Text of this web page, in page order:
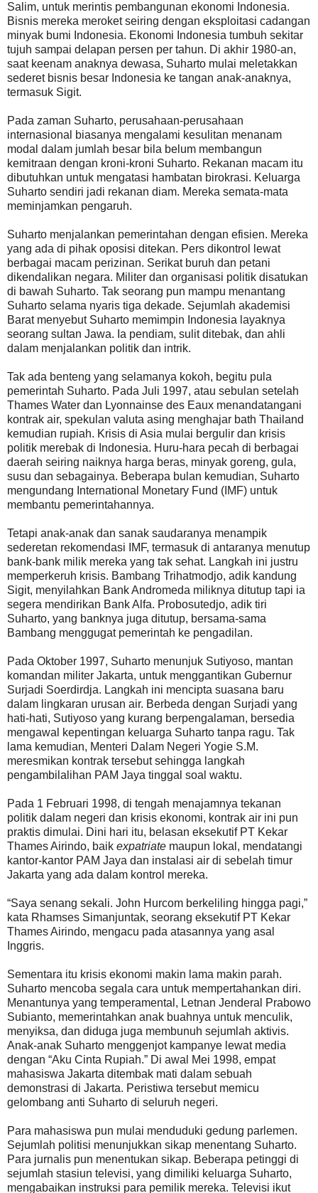
Salim, untuk merintis pembangunan ekonomi Indonesia.
Bisnis mereka meroket seiring dengan eksploitasi cadangan
minyak bumi Indonesia. Ekonomi Indonesia tumbuh sekitar
tujuh sampai delapan persen per tahun. Di akhir 1980-an,
saat keenam anaknya dewasa, Suharto mulai meletakkan
sederet bisnis besar Indonesia ke tangan anak-anaknya,
termasuk Sigit.
Pada zaman Suharto, perusahaan-perusahaan
internasional biasanya mengalami kesulitan menanam
modal dalam jumlah besar bila belum membangun
kemitraan dengan kroni-kroni Suharto. Rekanan macam itu
dibutuhkan untuk mengatasi hambatan birokrasi. Keluarga
Suharto sendiri jadi rekanan diam. Mereka semata-mata
meminjamkan pengaruh.
Suharto menjalankan pemerintahan dengan efisien. Mereka
yang ada di pihak oposisi ditekan. Pers dikontrol lewat
berbagai macam perizinan. Serikat buruh dan petani
dikendalikan negara. Militer dan organisasi politik disatukan
di bawah Suharto. Tak seorang pun mampu menantang
Suharto selama nyaris tiga dekade. Sejumlah akademisi
Barat menyebut Suharto memimpin Indonesia layaknya
seorang sultan Jawa. Ia pendiam, sulit ditebak, dan ahli
dalam menjalankan politik dan intrik.
Tak ada benteng yang selamanya kokoh, begitu pula
pemerintah Suharto. Pada Juli 1997, atau sebulan setelah
Thames Water dan Lyonnainse des Eaux menandatangani
kontrak air, spekulan valuta asing menghajar bath Thailand
kemudian rupiah. Krisis di Asia mulai bergulir dan krisis
politik merebak di Indonesia. Huru-hara pecah di berbagai
daerah seiring naiknya harga beras, minyak goreng, gula,
susu dan sebagainya. Beberapa bulan kemudian, Suharto
mengundang International Monetary Fund (IMF) untuk
membantu pemerintahannya.
Tetapi anak-anak dan sanak saudaranya menampik
sederetan rekomendasi IMF, termasuk di antaranya menutup
bank-bank milik mereka yang tak sehat. Langkah ini justru
memperkeruh krisis. Bambang Trihatmodjo, adik kandung
Sigit, menyilahkan Bank Andromeda miliknya ditutup tapi ia
segera mendirikan Bank Alfa. Probosutedjo, adik tiri
Suharto, yang banknya juga ditutup, bersama-sama
Bambang menggugat pemerintah ke pengadilan.
Pada Oktober 1997, Suharto menunjuk Sutiyoso, mantan
komandan militer Jakarta, untuk menggantikan Gubernur
Surjadi Soerdirdja. Langkah ini mencipta suasana baru
dalam lingkaran urusan air. Berbeda dengan Surjadi yang
hati-hati, Sutiyoso yang kurang berpengalaman, bersedia
mengawal kepentingan keluarga Suharto tanpa ragu. Tak
lama kemudian, Menteri Dalam Negeri Yogie S.M.
meresmikan kontrak tersebut sehingga langkah
pengambilalihan PAM Jaya tinggal soal waktu.
Pada 1 Februari 1998, di tengah menajamnya tekanan
politik dalam negeri dan krisis ekonomi, kontrak air ini pun
praktis dimulai. Dini hari itu, belasan eksekutif PT Kekar
Thames Airindo, baik expatriate maupun lokal, mendatangi
kantor-kantor PAM Jaya dan instalasi air di sebelah timur
Jakarta yang ada dalam kontrol mereka.
“Saya senang sekali. John Hurcom berkeliling hingga pagi,”
kata Rhamses Simanjuntak, seorang eksekutif PT Kekar
Thames Airindo, mengacu pada atasannya yang asal
Inggris.
Sementara itu krisis ekonomi makin lama makin parah.
Suharto mencoba segala cara untuk mempertahankan diri.
Menantunya yang temperamental, Letnan Jenderal Prabowo
Subianto, memerintahkan anak buahnya untuk menculik,
menyiksa, dan diduga juga membunuh sejumlah aktivis.
Anak-anak Suharto menggenjot kampanye lewat media
dengan “Aku Cinta Rupiah.” Di awal Mei 1998, empat
mahasiswa Jakarta ditembak mati dalam sebuah
demonstrasi di Jakarta. Peristiwa tersebut memicu
gelombang anti Suharto di seluruh negeri.
Para mahasiswa pun mulai menduduki gedung parlemen.
Sejumlah politisi menunjukkan sikap menentang Suharto.
Para jurnalis pun menentukan sikap. Beberapa petinggi di
sejumlah stasiun televisi, yang dimiliki keluarga Suharto,
mengabaikan instruksi para pemilik mereka. Televisi ikut